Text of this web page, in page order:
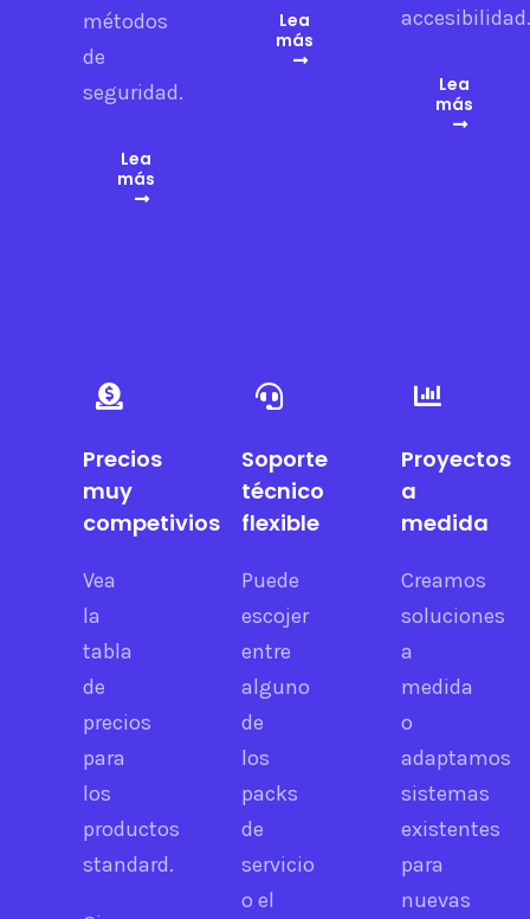
métodos
de
seguridad.
Lea
más
Lea
más
accesibilidad.
Lea
más
Precios
muy
competivios
Vea
la
tabla
de
precios
para
los
productos
standard.
Soporte
técnico
flexible
Puede
escojer
entre
alguno
de
los
packs
de
servicio
o el
Proyectos
a
medida
Creamos
soluciones
a
medida
o
adaptamos
sistemas
existentes
para
nuevas